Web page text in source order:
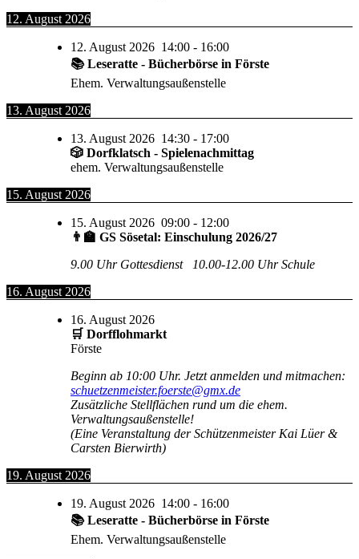
12. August 2026
12. August 2026 14:00 - 16:00
📚 Leseratte - Bücherbörse in Förste
Ehem. Verwaltungsaußenstelle
13. August 2026
13. August 2026 14:30 - 17:00
🎲 Dorfklatsch - Spielenachmittag
ehem. Verwaltungsaußenstelle
15. August 2026
15. August 2026 09:00 - 12:00
👨‍🏫 GS Sösetal: Einschulung 2026/27
9.00 Uhr Gottesdienst 10.00-12.00 Uhr Schule
16. August 2026
16. August 2026
🛒 Dorfflohmarkt
Förste
Beginn ab 10:00 Uhr. Jetzt anmelden und mitmachen:
schuetzenmeister.foerste@gmx.de
Zusätzliche Stellflächen rund um die ehem.
Verwaltungsaußenstelle!
(Eine Veranstaltung der Schützenmeister Kai Lüer &
Carsten Bierwirth)
19. August 2026
19. August 2026 14:00 - 16:00
📚 Leseratte - Bücherbörse in Förste
Ehem. Verwaltungsaußenstelle